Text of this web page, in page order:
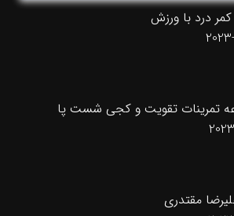
درد با ورزش
تمرینات تقویت و کجی شست پا
مقتدری